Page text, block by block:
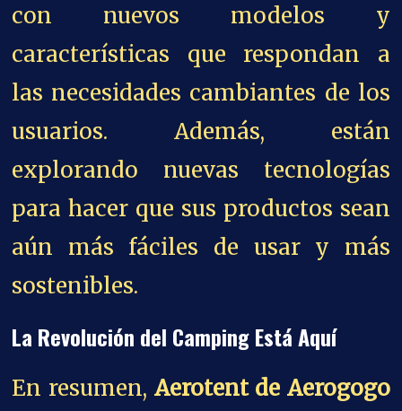
con nuevos modelos y
características que respondan a
las necesidades cambiantes de los
usuarios. Además, están
explorando nuevas tecnologías
para hacer que sus productos sean
aún más fáciles de usar y más
sostenibles.
La Revolución del Camping Está Aquí
En resumen, Aerotent de Aerogogo